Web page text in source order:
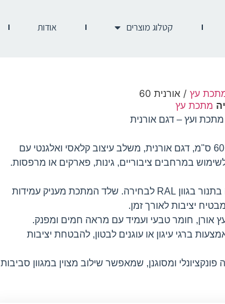
קטלוג מוצרים אודות
עץ / אורנית 60
מתכת עץ
ועץ – דגם אורנית
ספסל מושב יחיד ברוחב 60 ס"מ, דגם אורנית, משלב עיצוב קלאסי ואלגנטי עם
במרחבים ציבוריים, גינות, פארקים או מרפסות.
שלד: יציקת מתכת צבועה בתנור בגוון RAL לבחירה. שלד המתכת מעניק עמידות
יציבות לאורך זמן.
אורן, חומר טבעי ועמיד עם מראה חמים ומפנק.
ברגי עיגון או עוגנים לבטון, להבטחת יציבות
ומסוגנן, שמאפשר שילוב מצוין במגוון סביבות